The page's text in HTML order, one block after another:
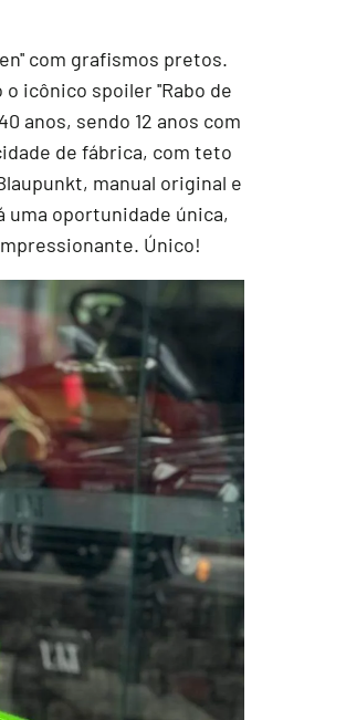
com grafismos pretos.
icônico spoiler ''Rabo de
anos, sendo 12 anos com
de fábrica, com teto
manual original e
uma oportunidade única,
Único!